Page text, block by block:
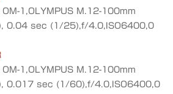
1,OLYMPUS M.12-100mm
0.04 sec (1/25),f/4.0,ISO6400,0
1,OLYMPUS M.12-100mm
0.017 sec (1/60),f/4.0,ISO6400,0